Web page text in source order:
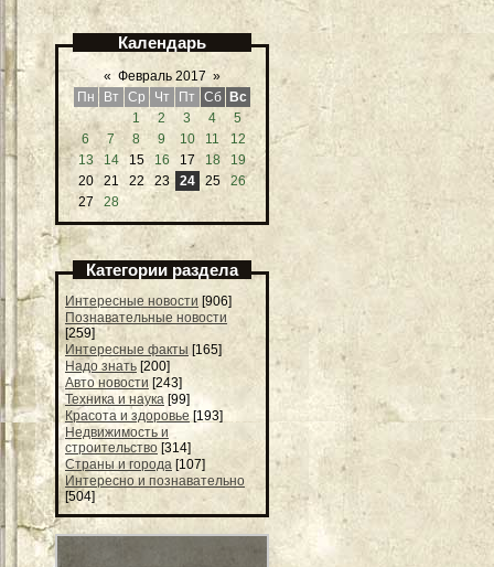
Календарь
« Февраль 2017 »
Пн
Вт Ср Чт Пт Сб
Вс
1
2 3 4
5
6
7 8 9 10 11
12
13
14 15 16 17 18
19
20
21 22 23 24 25
26
27
28
Категории раздела
Интересные новости [906]
Познавательные новости
[259]
Интересные факты [165]
Надо знать [200]
Авто новости [243]
Техника и наука [99]
Красота и здоровье [193]
Недвижимость и
строительство [314]
Страны и города [107]
Интересно и познавательно
[504]